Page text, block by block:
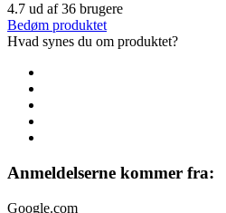
4.7 ud af36 brugere
Bedøm produktet
Hvad synes du om produktet?
Anmeldelserne kommer fra:
Google.com